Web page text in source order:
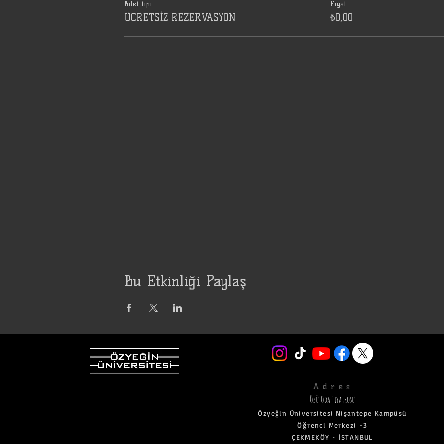
Bilet tipi
ÜCRETSİZ REZERVASYON
Fiyat
₺0,00
Bu Etkinliği Paylaş
Adres
Özü Oda Tiyatrosu
Özyeğin Üniversitesi Nişantepe Kampüsü
Öğrenci Merkezi -3
ÇEKMEKÖY - İSTANBUL